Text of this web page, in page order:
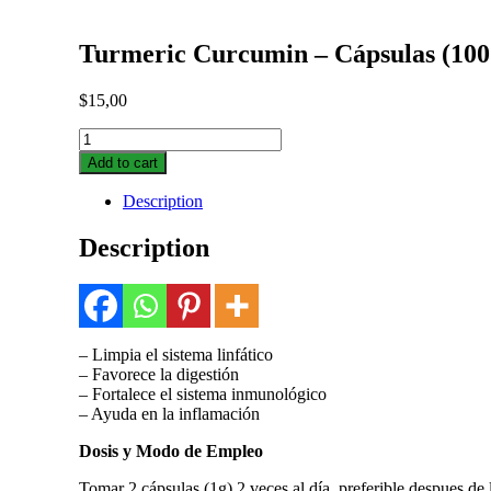
Turmeric Curcumin – Cápsulas
$15,00
Turmeric
Curcumin
–
Cápsulas
(100CAP)
quantity
Add to cart
Description
Description
– Limpia el sistema linfático
– Favorece la digestión
– Fortalece el sistema inmunológico
– Ayuda en la inflamación
Dosis y Modo de Empleo